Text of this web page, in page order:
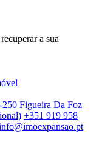
a sua
Figueira Da Foz
+351 919 958